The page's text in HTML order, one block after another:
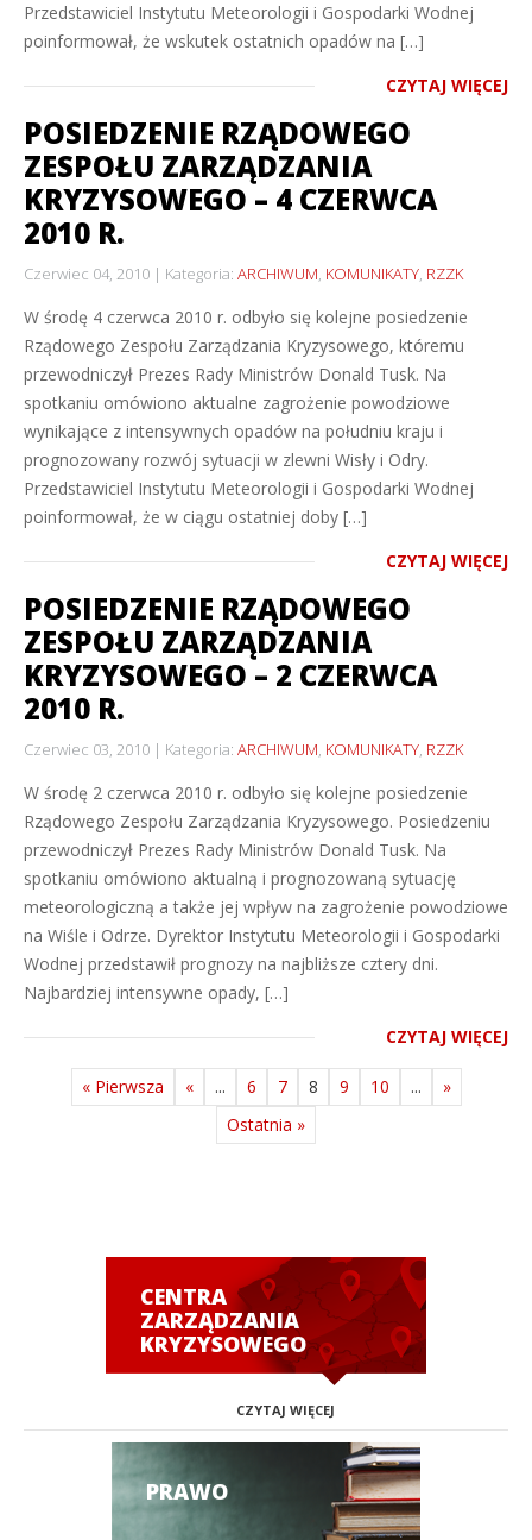
Przedstawiciel Instytutu Meteorologii i Gospodarki Wodnej
poinformował, że wskutek ostatnich opadów na […]
CZYTAJ WIĘCEJ
POSIEDZENIE RZĄDOWEGO
ZESPOŁU ZARZĄDZANIA
KRYZYSOWEGO – 4 CZERWCA
2010 R.
Czerwiec 04, 2010 Kategoria: ARCHIWUM, KOMUNIKATY, RZZK
W środę 4 czerwca 2010 r. odbyło się kolejne posiedzenie
Rządowego Zespołu Zarządzania Kryzysowego, któremu
przewodniczył Prezes Rady Ministrów Donald Tusk. Na
spotkaniu omówiono aktualne zagrożenie powodziowe
wynikające z intensywnych opadów na południu kraju i
prognozowany rozwój sytuacji w zlewni Wisły i Odry.
Przedstawiciel Instytutu Meteorologii i Gospodarki Wodnej
poinformował, że w ciągu ostatniej doby […]
CZYTAJ WIĘCEJ
POSIEDZENIE RZĄDOWEGO
ZESPOŁU ZARZĄDZANIA
KRYZYSOWEGO – 2 CZERWCA
2010 R.
Czerwiec 03, 2010 Kategoria: ARCHIWUM, KOMUNIKATY, RZZK
W środę 2 czerwca 2010 r. odbyło się kolejne posiedzenie
Rządowego Zespołu Zarządzania Kryzysowego. Posiedzeniu
przewodniczył Prezes Rady Ministrów Donald Tusk. Na
spotkaniu omówiono aktualną i prognozowaną sytuację
meteorologiczną a także jej wpływ na zagrożenie powodziowe
na Wiśle i Odrze. Dyrektor Instytutu Meteorologii i Gospodarki
Wodnej przedstawił prognozy na najbliższe cztery dni.
Najbardziej intensywne opady, […]
CZYTAJ WIĘCEJ
« Pierwsza « ... 6 7 8 9 10 ...
»
Ostatnia »
CENTRA
ZARZĄDZANIA
KRYZYSOWEGO
CZYTAJ WIĘCEJ
PRAWO